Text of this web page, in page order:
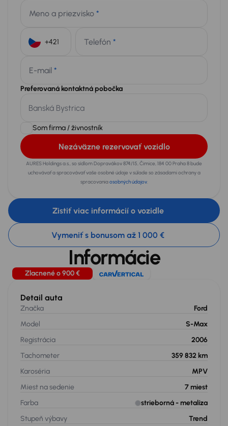
Meno a priezvisko *
Telefón *
E-mail *
Preferovaná kontaktná pobočka
Som firma / živnostník
Nezáväzne rezervovať vozidlo
AURES Holdings a.s., so sídlom Dopravákov 874/15, Čimice, 184 00 Praha 8 bude
uchovávať a spracovávať vaše osobné údaje v súlade so zásadami ochrany a
spracovaniaosobných údajov.
Zistiť viac informácií o vozidle
Vymeniť s bonusom až 1 000 €
Informácie
Zlacnené o 900 €
Detail auta
Značka
Ford
Model
S-Max
Registrácia
2006
Tachometer
359 832 km
Karoséria
MPV
Miest na sedenie
7 miest
Farba
strieborná - metalíza
Stupeň výbavy
Trend